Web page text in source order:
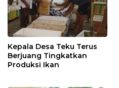
Kepala Desa Teku Terus
Berjuang Tingkatkan
Produksi Ikan